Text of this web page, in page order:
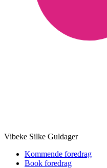
Vibeke Silke Guldager
Kommende foredrag
Book foredrag